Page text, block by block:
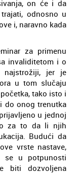
on će i da
odnosno u
i, naravno kada
za primenu
invaliditetom i o
najstrožiji, jer je
u tom slučaju
tako isto i
do onog trenutka
u jednoj
za to da li njih
Budući da
vrste nastave,
se u potpunosti
biti dozvoljena